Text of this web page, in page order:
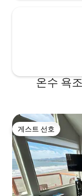
온수 욕
게스트 선호
게스트 선호